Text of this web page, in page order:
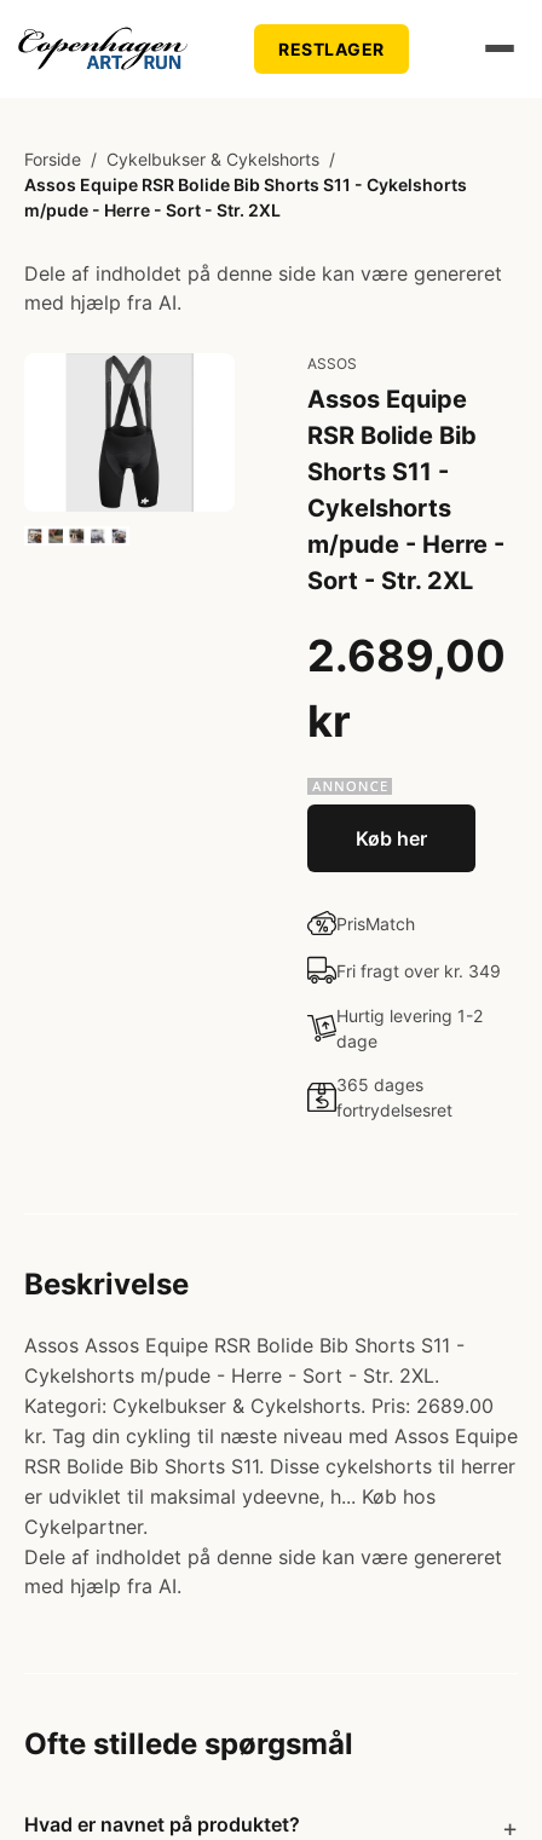
RESTLAGER
Forside / Cykelbukser & Cykelshorts /
Assos Equipe RSR Bolide Bib Shorts S11 - Cykelshorts
m/pude - Herre - Sort - Str. 2XL
Dele af indholdet på denne side kan være genereret
med hjælp fra AI.
ASSOS
Assos Equipe
RSR Bolide Bib
Shorts S11 -
Cykelshorts
m/pude - Herre -
Sort - Str. 2XL
2.689,00
kr
Køb her
PrisMatch
Fri fragt over kr. 349
Hurtig levering 1-2
dage
365 dages
fortrydelsesret
Beskrivelse
Assos Assos Equipe RSR Bolide Bib Shorts S11 -
Cykelshorts m/pude - Herre - Sort - Str. 2XL.
Kategori: Cykelbukser & Cykelshorts. Pris: 2689.00
kr. Tag din cykling til næste niveau med Assos Equipe
RSR Bolide Bib Shorts S11. Disse cykelshorts til herrer
er udviklet til maksimal ydeevne, h... Køb hos
Cykelpartner.
Dele af indholdet på denne side kan være genereret
med hjælp fra AI.
Ofte stillede spørgsmål
Hvad er navnet på produktet?